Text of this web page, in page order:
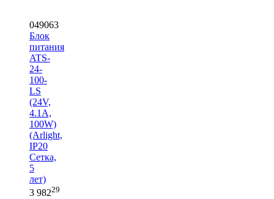
049063
Блок
питания
ATS-
24-
100-
LS
(24V,
4.1A,
100W)
(Arlight,
IP20
Сетка,
5
лет)
3 98229